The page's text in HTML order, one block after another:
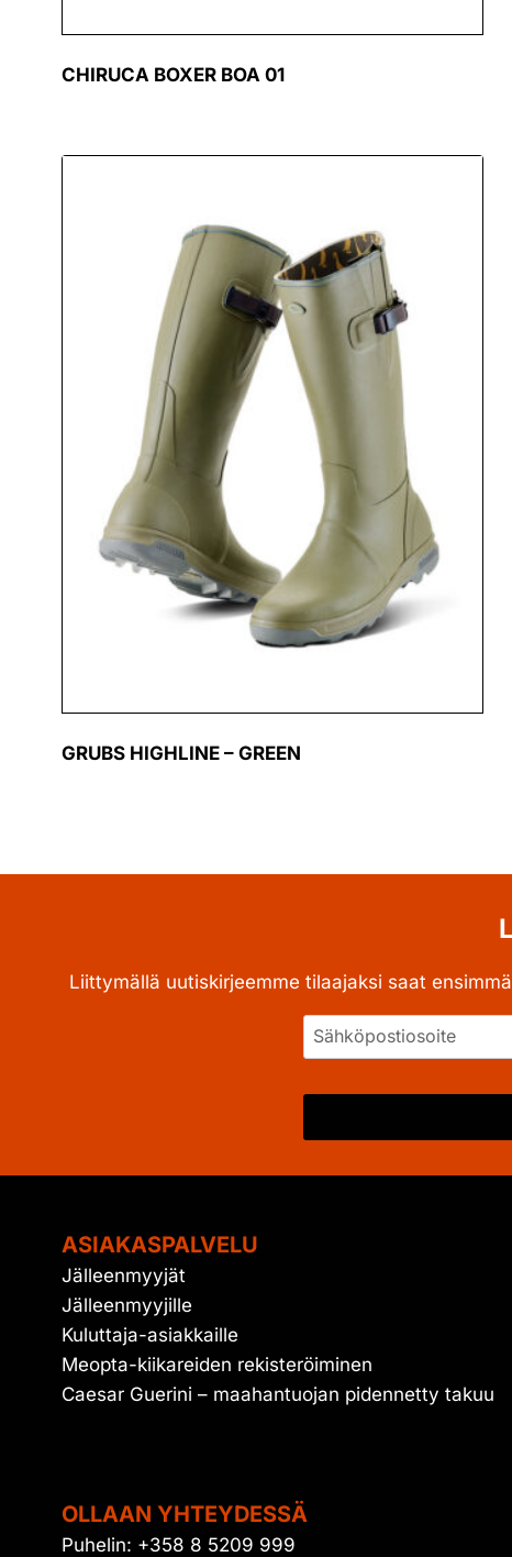
CHIRUCA BOXER BOA 01
GRUBS HIGHLINE – GREEN
Liittymällä uutiskirjeemme tilaajaksi saat
ASIAKASPALVELU
Jälleenmyyjät
Jälleenmyyjille
Kuluttaja-asiakkaille
Meopta-kiikareiden rekisteröiminen
Caesar Guerini – maahantuojan pidennetty takuu
OLLAAN YHTEYDESSÄ
Puhelin: +358 8 5209 999